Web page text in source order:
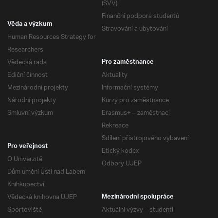
(SVV)
Finanční podpora studentů
Stravování a ubytování
Věda a výzkum
Human Resources Strategy for
Researchers
Vědecká rada
Ediční činnost
Mezinárodní projekty
Národní projekty
Smluvní výzkum
Pro zaměstnance
Aktuality
Informační systémy
Kurzy pro zaměstnance
Erasmus+ – zaměstnaci
Rekreace
Sdílení přístrojového vybavení
Etický kodex
Odbory UJEP
Pro veřejnost
O Univerzitě
Dům umění Ústí nad Labem
Knihkupectví
Vědecká knihovna UJEP
Sportoviště
Mezinárodní spolupráce
Aktuální výzvy – studenti